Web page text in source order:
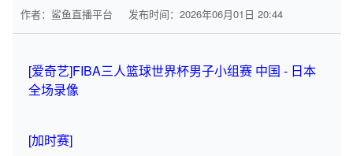
作者：鲨鱼直播平台 发布时间：2026年06月01日 20:44
[爱奇艺]FIBA三人篮球世界杯男子小组赛 中国 - 日本
全场录像
[加时赛]